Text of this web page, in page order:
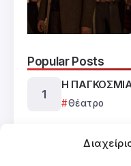
Popular Posts
Η
Θέατρο